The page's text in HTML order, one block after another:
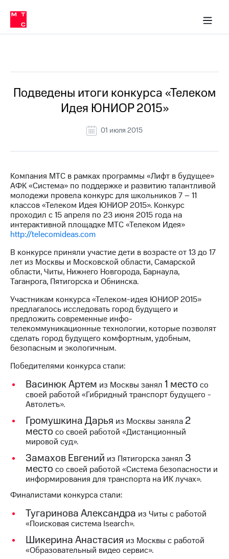
Медиа-центр
и акционерам
Устойчивое развитие
Комплаенс и деловая этика
компании
Карьера
История
компании
Руководство
Контакты
Медиа-центр
Пресс-
релизы
о технологиях
Достижения
Финансовая
отчетность
Контакты
Пригласить
и акционерам
Корпоративное
Корпоративный
секретарь
информации
Информация
акционерам
ПАО
"МТС"
Собрания
акционеров
Личный
кабинет
в МТС
Пресс-
релизы
о технологиях
Подведены итоги конкурса «Телеком
Идея ЮНИОР 2015»
01 июля 2015
Компания МТС в рамках программы «Лифт в будущее»
АФК «Система» по поддержке и развитию талантливой
молодежи провела конкурс для школьников 7 – 11
классов «Телеком Идея ЮНИОР 2015». Конкурс
проходил с 15 апреля по 23 июня 2015 года на
интерактивной площадке МТС «Телеком Идея»
http://telecomideas.com
В конкурсе приняли участие дети в возрасте от 13 до 17
лет из Москвы и Московской области, Самарской
области, Читы, Нижнего Новгорода, Барнаула,
Таганрога, Пятигорска и Обнинска.
Участникам конкурса «Телеком-идея ЮНИОР 2015»
предлагалось исследовать город будущего и
предложить современные инфо-
телекоммуникационные технологии, которые позволят
сделать город будущего комфортным, удобным,
безопасным и экологичным.
Победителями конкурса стали:
Васинюк Артем из Москвы занял 1 место со
своей работой «Гибридный транспорт будущего -
Автолетъ».
Громушкина Дарья из Москвы заняла 2
место со своей работой «Дистанционный
мировой суд».
Замахов Евгений из Пятигорска занял 3
место со своей работой «Система безопасности и
информирования для транспорта на ИК лучах».
Финалистами конкурса стали:
Тугаринова Александра из Читы с работой
«Поисковая система Isearch».
Шикерина Анастасия из Москвы с работой
«Образовательный видео сервис».